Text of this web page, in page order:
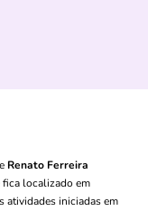
Renato Ferreira
fica localizado em
atividades iniciadas em